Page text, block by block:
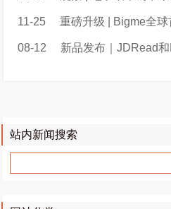
11-25 重磅升级 | Bigme全球首款彩色墨水屏
08-12 新品发布｜JDRead和Bigme联名
站内新闻搜索